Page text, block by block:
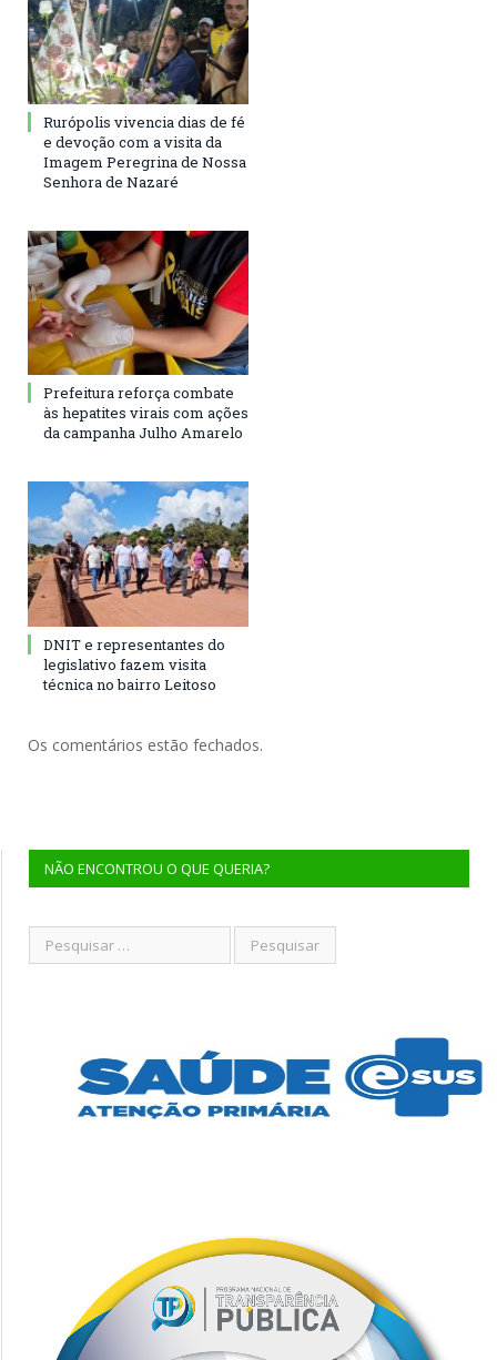
Rurópolis vivencia dias de fé
e devoção com a visita da
Imagem Peregrina de Nossa
Senhora de Nazaré
Prefeitura reforça combate
às hepatites virais com ações
da campanha Julho Amarelo
DNIT e representantes do
legislativo fazem visita
técnica no bairro Leitoso
Os comentários estão fechados.
NÃO ENCONTROU O QUE QUERIA?